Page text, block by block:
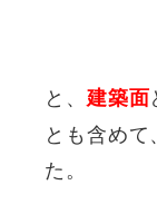
と、 建築面
とも含め
た。